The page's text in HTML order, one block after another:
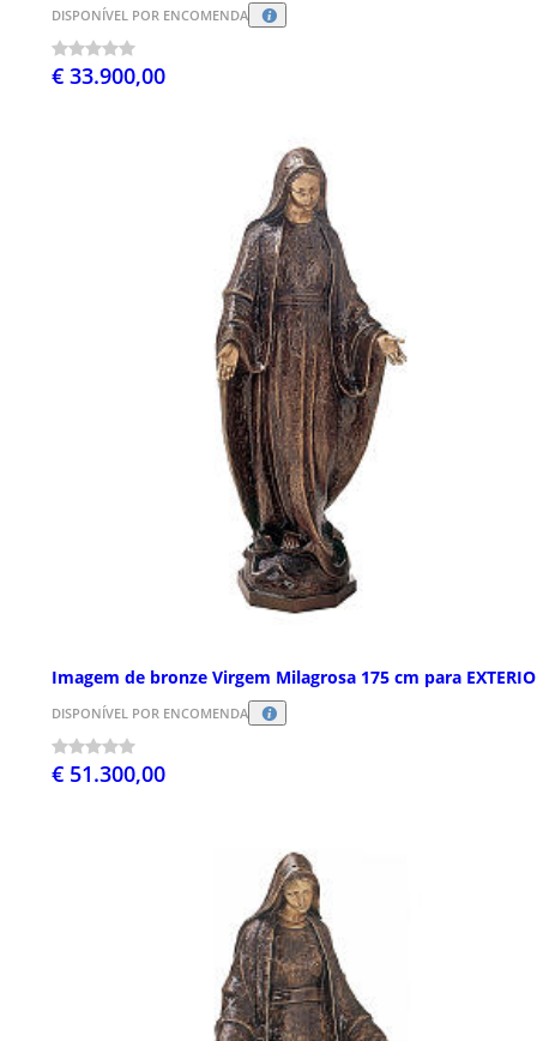
DISPONÍVEL POR ENCOMENDA
€ 33.900,00
Imagem de bronze Virgem Milagrosa 175 cm para
DISPONÍVEL POR ENCOMENDA
€ 51.300,00